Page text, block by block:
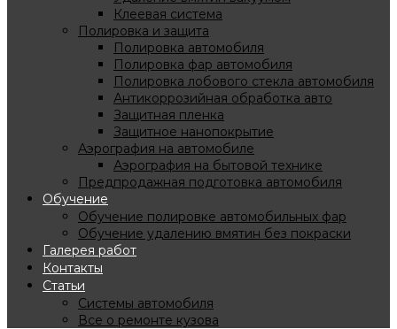
Клеевая система
Полировка и защита
Полировка автомобиля
Полировка фар автомобиля
Полировка лобового стекла автомобиля
Антикоррозийная обработка авто
Защитная пленка
Защитное нанопокрытие
Аэрография на автомобиле
Аэрография на бытовой технике
Предпродажная подготовка автомобиля
Обучение
Обучение полировке автомобильных фар
Обучение удалению вмятин без покраски
Галерея работ
Контакты
Статьи
Системы автомобиля
Все о ремонте кузова